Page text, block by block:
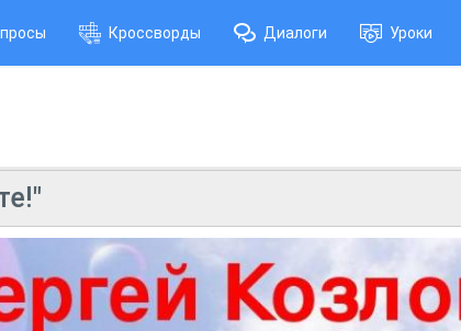
Кроссворды Диалоги Уроки